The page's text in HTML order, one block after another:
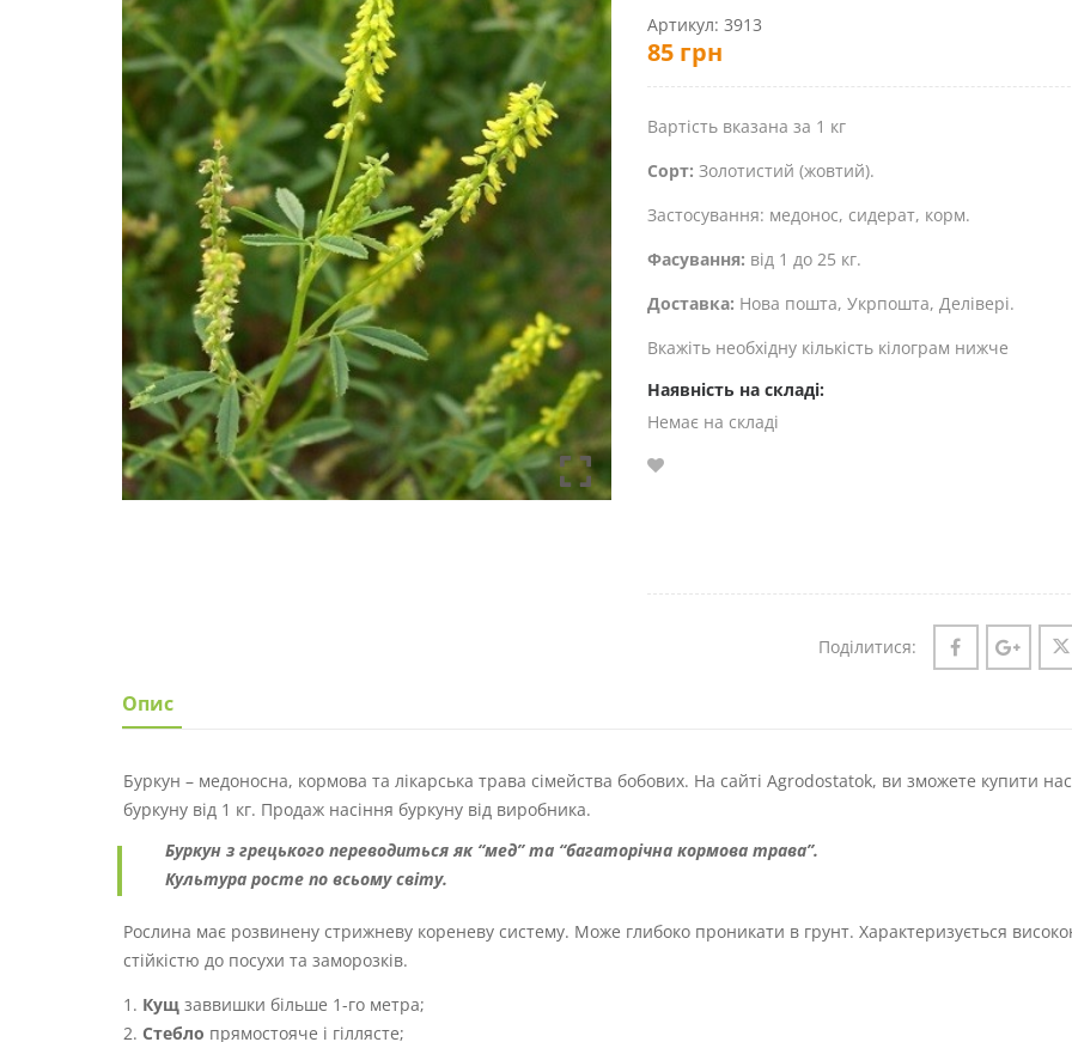
Артикул: 3913
85 грн
Вартість вказана за 1 кг
Сорт: Золотистий (жовтий).
Застосування: медонос, сидерат, корм.
Фасування: від 1 до 25 кг.
Доставка: Нова пошта, Укрпошта, Делівері.
Вкажіть необхідну кількість кілограм нижче
Наявність на складі:
Немає на складі
Поділитися:
Опис
Буркун – медоносна, кормова та лікарська трава сімейства бобових. На сайті Agrodostatok, ви зможете купити
буркуну від 1 кг. Продаж насіння буркуну від виробника.
Буркун з грецького переводиться як “мед” та “багаторічна кормова трава”.
Культура росте по всьому світу.
Рослина має розвинену стрижневу кореневу систему. Може глибоко проникати в грунт. Характеризується
стійкістю до посухи та заморозків.
Кущ заввишки більше 1-го метра;
Стебло прямостояче і гіллясте;